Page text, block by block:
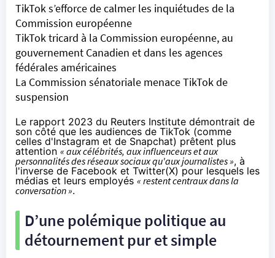
TikTok s’efforce de calmer les inquiétudes de la
Commission européenne
TikTok tricard à la Commission européenne, au
gouvernement Canadien et dans les agences
fédérales américaines
La Commission sénatoriale menace TikTok de
suspension
Le rapport 2023 du Reuters Institute démontrait de
son côté que les audiences de TikTok (comme
celles d'Instagram et de Snapchat) prêtent plus
attention « aux célébrités, aux influenceurs et aux
personnalités des réseaux sociaux qu'aux journalistes », à
l'inverse de Facebook et Twitter(X) pour lesquels les
médias et leurs employés « restent centraux dans la
conversation ».
D’une polémique politique au
détournement pur et simple